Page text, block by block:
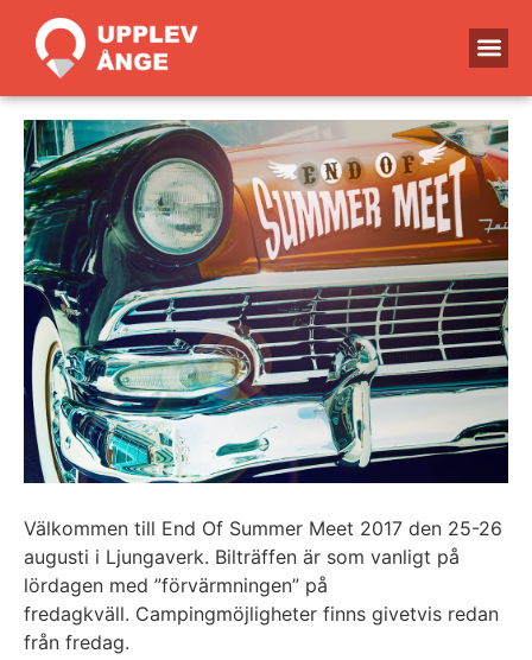
Välkommen till End Of Summer Meet 2017 den 25-26
augusti i Ljungaverk. Bilträffen är som vanligt på
lördagen med ”förvärmningen” på
fredagkväll. Campingmöjligheter finns givetvis redan
från fredag.